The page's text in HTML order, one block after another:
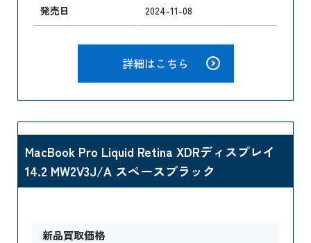
発売日 2024-11-08
詳細はこちら
MacBook Pro Liquid Retina XDRディスプレイ
14.2 MW2V3J/A スペースブラック
新品買取価格